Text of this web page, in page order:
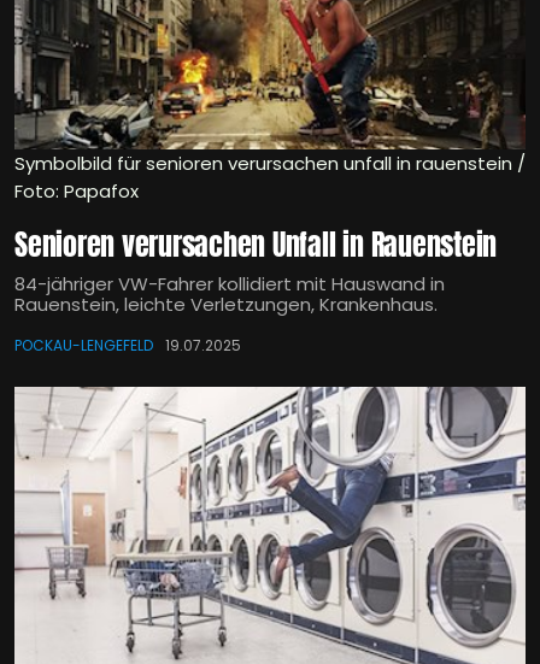
Symbolbild für senioren verursachen unfall in rauenstein /
Foto: Papafox
Senioren verursachen Unfall in Rauenstein
84-jähriger VW-Fahrer kollidiert mit Hauswand in
Rauenstein, leichte Verletzungen, Krankenhaus.
POCKAU-LENGEFELD 19.07.2025